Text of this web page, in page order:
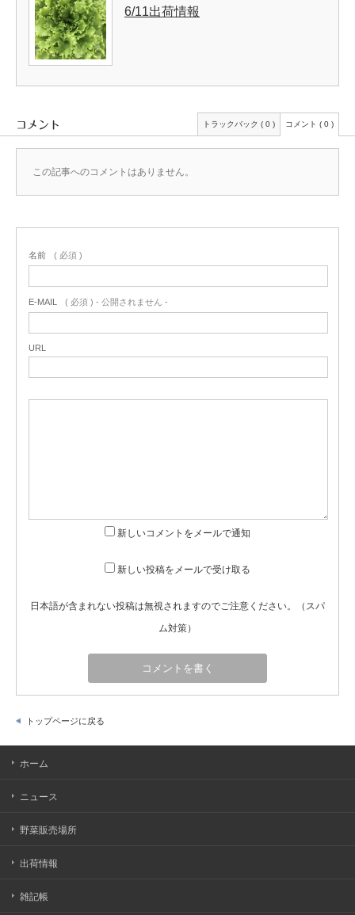
6/11出荷情報
コメント トラックバック ( 0 ) コメント ( 0 )
この記事へのコメントはありません。
名前 ( 必須 )
E-MAIL ( 必須 ) - 公開されません -
URL
新しいコメントをメールで通知
新しい投稿をメールで受け取る
日本語が含まれない投稿は無視されますのでご注意ください。（スパ
ム対策）
トップページに戻る
ホーム
ニュース
野菜販売場所
出荷情報
雑記帳